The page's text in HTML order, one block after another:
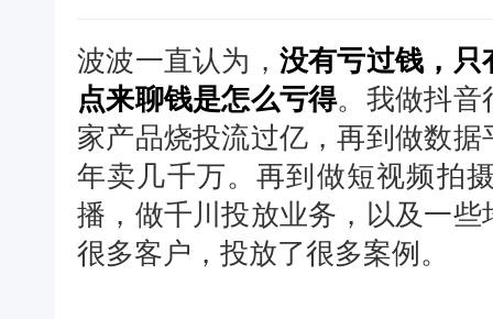
波波一直认为， 没有亏过钱，只
点来聊钱是怎么亏得。我做抖音
家产品烧投流过亿，再到做数
年卖几千万。再到做短视频拍
播，做千川投放业务，以及一
很多客户，投放了很多案例。